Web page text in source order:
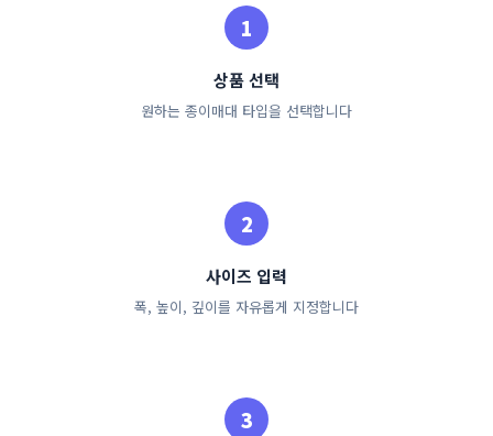
상품 선택
원하는 종이매대 타입을 선택합니다
사이즈 입력
폭, 높이, 깊이를 자유롭게 지정합니다